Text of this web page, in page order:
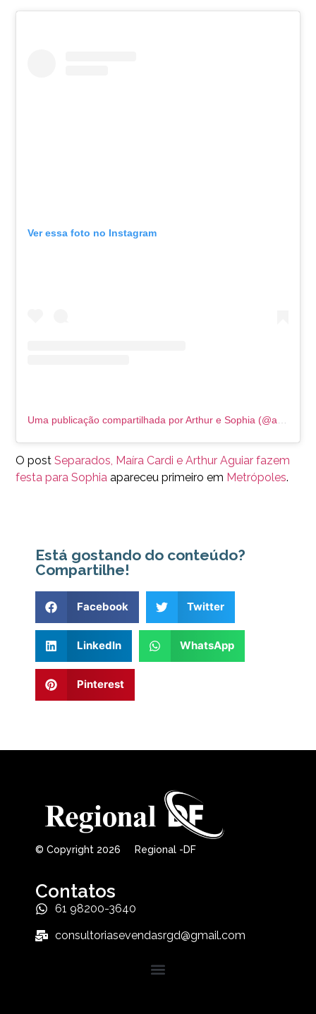
Ver essa foto no Instagram
O post Separados, Maíra Cardi e Arthur Aguiar fazem
festa para Sophia apareceu primeiro em Metrópoles.
Está gostando do conteúdo?
Compartilhe!
Facebook Twitter
LinkedIn WhatsApp
Pinterest
© Copyright 2026 Regional -DF
Contatos
61 98200-3640
consultoriasevendasrgd@gmail.com